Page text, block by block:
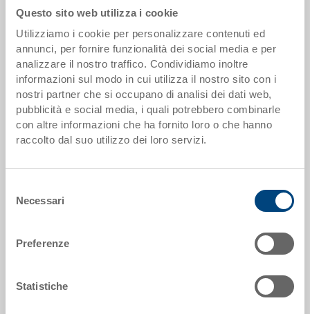
Questo sito web utilizza i cookie
Utilizziamo i cookie per personalizzare contenuti ed
annunci, per fornire funzionalità dei social media e per
analizzare il nostro traffico. Condividiamo inoltre
informazioni sul modo in cui utilizza il nostro sito con i
nostri partner che si occupano di analisi dei dati web,
pubblicità e social media, i quali potrebbero combinarle
con altre informazioni che ha fornito loro o che hanno
raccolto dal suo utilizzo dei loro servizi.
delNecessari
Preferenze
Statistiche
Scaglioni quantità Prezzo
da 250 pezzi EUR 24,04
Scaglionamento per quantità secondo le unità di imballo.
Dati articolo
Dimensioni esterne:
Colore: